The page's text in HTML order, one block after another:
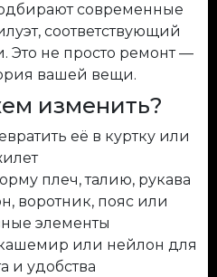
современные
соответствующий
Это не просто ремонт —
вашей вещи.
изменить?
её в куртку или
плеч, талию, рукава
воротник, пояс или
элементы
или нейлон для
и удобства